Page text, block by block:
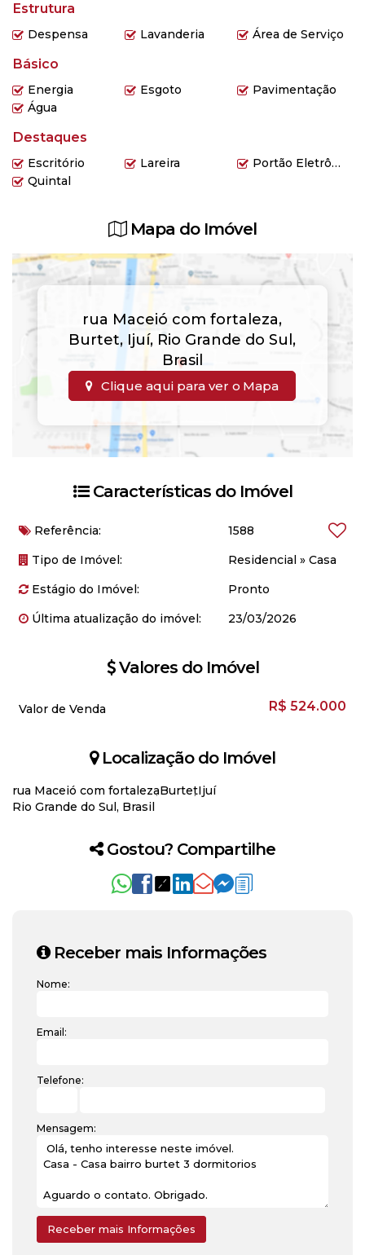
Estrutura
Despensa Lavanderia Área de Serviço
Básico
Energia Esgoto
Pavimentação
Água
Destaques
Escritório Lareira
Portão Eletrônico
Quintal
Mapa do Imóvel
rua Maceió com fortaleza,
Burtet, Ijuí, Rio Grande do Sul ,
Brasil
Clique aqui para ver o Mapa
Características do Imóvel
Referência:
1588
Tipo de Imóvel:
Residencial » Casa
Estágio do Imóvel:
Pronto
Última atualização do imóvel:
23/03/2026
Valores do Imóvel
R$ 524.000
Valor de Venda
Localização do Imóvel
rua Maceió com fortalezaBurtetIjuí
Rio Grande do Sul, Brasil
Gostou? Compartilhe
Receber mais Informações
Nome:
Email:
Telefone:
Mensagem: